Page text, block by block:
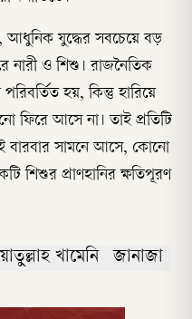
যুদ্ধের সবচেয়ে বড়
নারী ও শিশু। রাজনৈতিক
হয়, কিন্তু হারিয়ে
আসে না। তাই প্রতিটি
বারবার সামনে আসে, কোনো
শিশুর প্রাণহানির ক্ষতিপূরণ
খামেনি জানাজা